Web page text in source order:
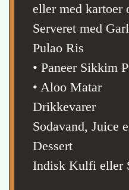
eller med kartoer
Serveret med
Pulao Ris
• Paneer Sikkim
• Aloo Matar
Drikkevarer
Sodavand, Juice
Dessert
Indisk Kulfi eller